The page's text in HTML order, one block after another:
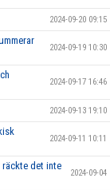
2024-09-20 09:15
2024-09-19 10:30
2024-09-17 16:46
2024-09-13 19:10
2024-09-11 10:11
räckte det inte
2024-09-04